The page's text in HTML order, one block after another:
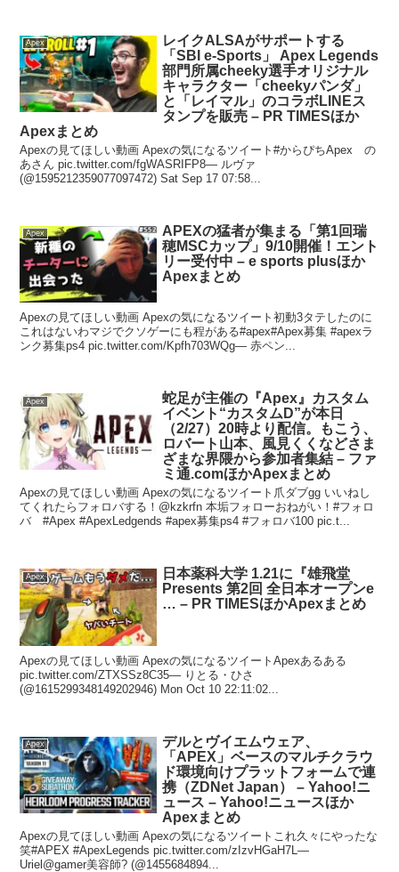
Apex
レイクALSAがサポートする
「SBI e-Sports」 Apex Legends
部門所属cheeky選手オリジナル
キャラクター「cheekyパンダ」
と「レイマル」のコラボLINEス
タンプを販売 – PR TIMESほか
Apexまとめ
Apexの見てほしい動画 Apexの気になるツイート#からぴちApex の
あさん pic.twitter.com/fgWASRIFP8— ルヴァ
(@1595212359077097472) Sat Sep 17 07:58...
Apex
APEXの猛者が集まる「第1回瑞
穂MSCカップ」9/10開催！エント
リー受付中 – e sports plusほか
Apexまとめ
Apexの見てほしい動画 Apexの気になるツイート初動3タテしたのに
これはないわマジでクソゲーにも程がある#apex#Apex募集 #apexラ
ンク募集ps4 pic.twitter.com/Kpfh703WQg— 赤ペン...
Apex
蛇足が主催の『Apex』カスタム
イベント“カスタムD”が本日
（2/27）20時より配信。もこう、
ロバート山本、風見くくなどさま
ざまな界隈から参加者集結 – ファ
ミ通.comほかApexまとめ
Apexの見てほしい動画 Apexの気になるツイート爪ダブgg いいねし
てくれたらフォロバする！@kzkrfn 本垢フォローおねがい！#フォロ
バ #Apex #ApexLedgends #apex募集ps4 #フォロバ100 pic.t...
Apex
日本薬科大学 1.21に『雄飛堂
Presents 第2回 全日本オープンe
… – PR TIMESほかApexまとめ
Apexの見てほしい動画 Apexの気になるツイートApexあるある
pic.twitter.com/ZTXSSz8C35— りとる・ひさ
(@1615299348149202946) Mon Oct 10 22:11:02...
Apex
デルとヴイエムウェア、
「APEX」ベースのマルチクラウ
ド環境向けプラットフォームで連
携（ZDNet Japan） – Yahoo!ニ
ュース – Yahoo!ニュースほか
Apexまとめ
Apexの見てほしい動画 Apexの気になるツイートこれ久々にやったな
笑#APEX #ApexLegends pic.twitter.com/zIzvHGaH7L—
Uriel@gamer美容師? (@1455684894...